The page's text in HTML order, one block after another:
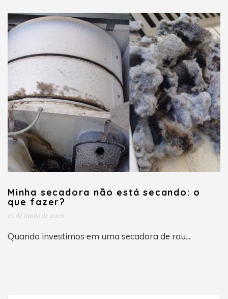
Minha secadora não está secando: o
que fazer?
25 de junho de 2026
Quando investimos em uma secadora de rou...